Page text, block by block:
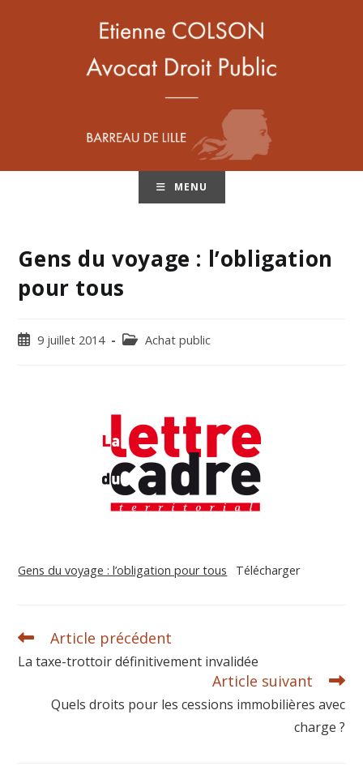
MENU
Gens du voyage : l’obligation
pour tous
9 juillet 2014 Achat public
Gens du voyage : l’obligation pour tous Télécharger
Article précédent
La taxe-trottoir définitivement invalidée
Article suivant
Quels droits pour les cessions immobilières avec
charge ?